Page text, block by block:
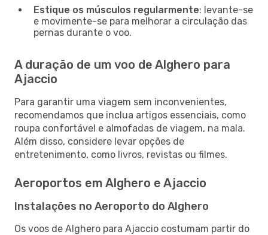
Estique os músculos regularmente: levante-se
e movimente-se para melhorar a circulação das
pernas durante o voo.
A duração de um voo de Alghero para
Ajaccio
Para garantir uma viagem sem inconvenientes,
recomendamos que inclua artigos essenciais, como
roupa confortável e almofadas de viagem, na mala.
Além disso, considere levar opções de
entretenimento, como livros, revistas ou filmes.
Aeroportos em Alghero e Ajaccio
Instalações no Aeroporto do Alghero
Os voos de Alghero para Ajaccio costumam partir do